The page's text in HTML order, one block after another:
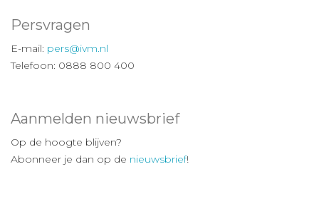
Persvragen
E-mail: pers@ivm.nl
Telefoon: 0888 800 400
Aanmelden nieuwsbrief
Op de hoogte blijven?
Abonneer je dan op de nieuwsbrief!